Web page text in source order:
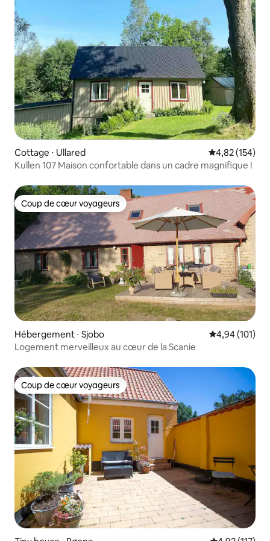
Cottage ⋅ Ullared Évaluation
4,82 (154)
Kullen 107 Maison confortable dans un cadre magnifique !
Coup de cœur voyageurs
Coup de cœur voyageurs
Hébergement ⋅ Sjobo Évaluation
4,94 (101)
Logement merveilleux au cœur de la Scanie
Coup de cœur voyageurs
Coup de cœur voyageurs